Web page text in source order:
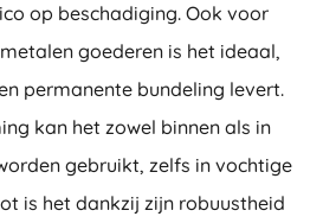
op beschadiging. Ook voor
goederen is het ideaal,
permanente bundeling levert.
kan het zowel binnen als in
gebruikt, zelfs in vochtige
is het dankzij zijn robuustheid